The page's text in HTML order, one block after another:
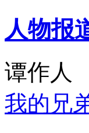
人物报
谭作人
我的兄